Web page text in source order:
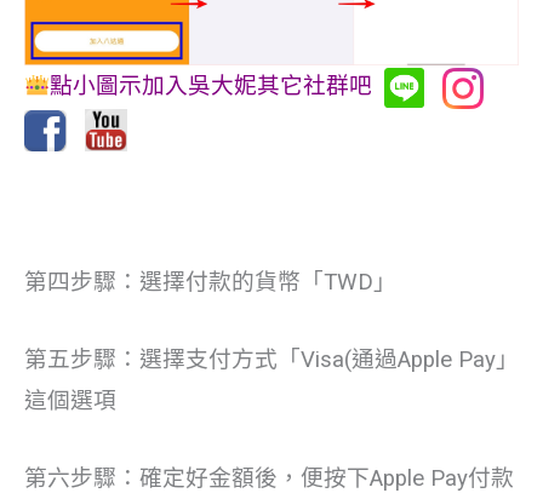
點小圖示加入吳大妮其它社群吧
第四步驟：選擇付款的貨幣「TWD」
第五步驟：選擇支付方式「Visa(通過Apple Pay」
這個選項
第六步驟：確定好金額後，便按下Apple Pay付款